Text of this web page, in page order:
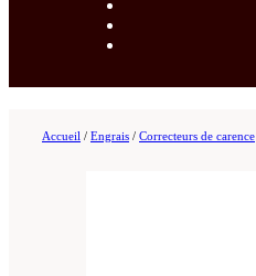
Accueil / Engrais / Correcteurs de carence